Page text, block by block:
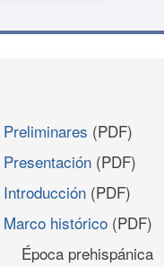
Preliminares (PDF)
Presentación (PDF)
Introducción (PDF)
Marco histórico (PDF)
Época prehispánica